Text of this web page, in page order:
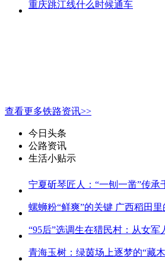
重庆跳江线什么时候通车
查看更多铁路资讯>>
今日头条
公路资讯
生活小贴示
宁夏斫琴匠人：“一刨一凿”传承
螺蛳粉“鲜爽”的关键 广西稻田
“95后”选调生在猎民村：从女军
青海玉树：绿茵场上逐梦的“藏